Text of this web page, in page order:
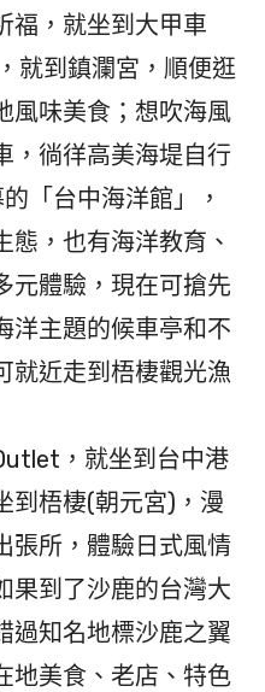
福，就坐到大甲車
就到鎮瀾宮，順便逛
風味美食；想吹海風
，徜徉高美海堤自行
「台中海洋館」，
態，也有海洋教育、
元體驗，現在可搶先
洋主題的候車亭和不
就近走到梧棲觀光漁
，就坐到台中港
到梧棲(朝元宮)，漫
張所，體驗日式風情
果到了沙鹿的台灣大
過知名地標沙鹿之翼
地美食、老店、特色